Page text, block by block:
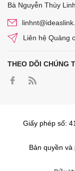
Bà Nguyễn Thùy Linh
Liên hệ Quảng
THEO DÕI CHÚNG
Giấy phép số:
Bản quyền và